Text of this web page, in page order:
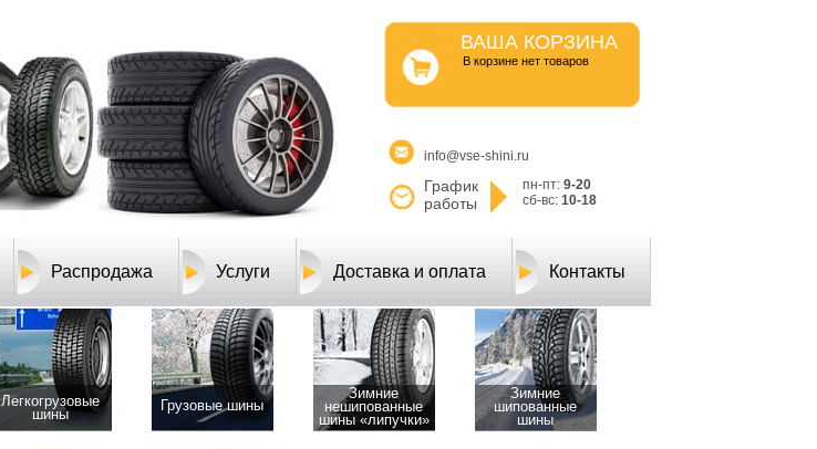
ВАША КОРЗИНА
B корзине нет товаров
info@vse-shini.ru
График
работы
пн-пт: 9-20
сб-вс: 10-18
Распродажа Услуги Доставка и оплата Контакты
Легкогрузовые
шины
Грузовые шины
Зимние
нешипованные
шины «липучки»
Зимние
шипованные
шины